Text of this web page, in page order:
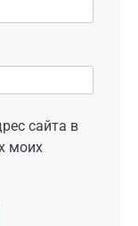
сайта в
моих